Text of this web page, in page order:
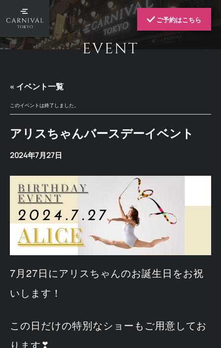
ご予約はこちら
EVENT
« イベント一覧
このイベントは終了しました。
アリスちゃんバースデーイベント
2024年7月27日
7月27日にアリスちゃんのお誕生日をお祝
いします！
この日だけの特別なショーもご用意してお
ります❣